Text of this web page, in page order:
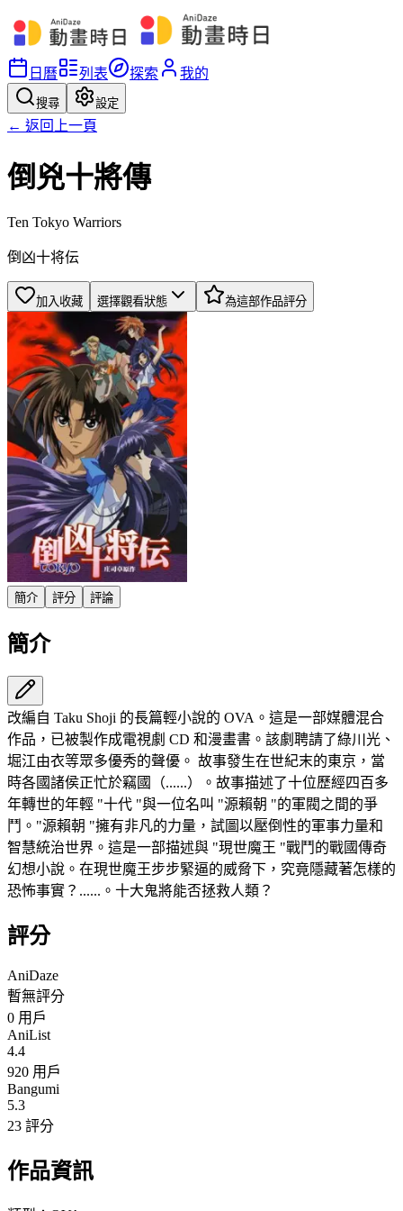
日曆 列表 探索 我的
搜尋 設定
← 返回上一頁
倒兇十將傳
Ten Tokyo Warriors
倒凶十将伝
加入收藏 選擇觀看狀態 為這部作品評分
簡介 評分 評論
簡介
改編自 Taku Shoji 的長篇輕小說的 OVA。這是一部媒體混合
作品，已被製作成電視劇 CD 和漫畫書。該劇聘請了綠川光、
堀江由衣等眾多優秀的聲優。 故事發生在世紀末的東京，當
時各國諸侯正忙於竊國（......）。故事描述了十位歷經四百多
年轉世的年輕 "十代 "與一位名叫 "源賴朝 "的軍閥之間的爭
鬥。"源賴朝 "擁有非凡的力量，試圖以壓倒性的軍事力量和
智慧統治世界。這是一部描述與 "現世魔王 "戰鬥的戰國傳奇
幻想小說。在現世魔王步步緊逼的威脅下，究竟隱藏著怎樣的
恐怖事實？......。十大鬼將能否拯救人類？
評分
AniDaze
暫無評分
0 用戶
AniList
4.4
920 用戶
Bangumi
5.3
23 評分
作品資訊